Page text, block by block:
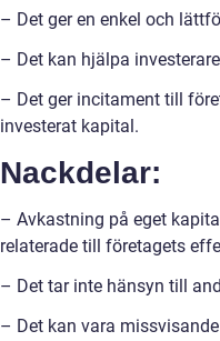
– Det ger en enkel och
– Det kan hjälpa
– Det ger incitament till
investerat kapital.
Nackdelar:
– Avkastning på eget
relaterade till företagets
– Det tar inte hänsyn till
– Det kan vara